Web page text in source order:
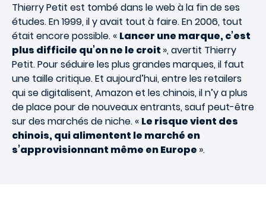
Thierry Petit est tombé dans le web à la fin de ses
études. En 1999, il y avait tout à faire. En 2006, tout
était encore possible. « Lancer une marque, c’est
plus difficile qu’on ne le croit », avertit Thierry
Petit. Pour séduire les plus grandes marques, il faut
une taille critique. Et aujourd’hui, entre les retailers
qui se digitalisent, Amazon et les chinois, il n’y a plus
de place pour de nouveaux entrants, sauf peut-être
sur des marchés de niche. « Le risque vient des
chinois, qui alimentent le marché en
s’approvisionnant même en Europe ».